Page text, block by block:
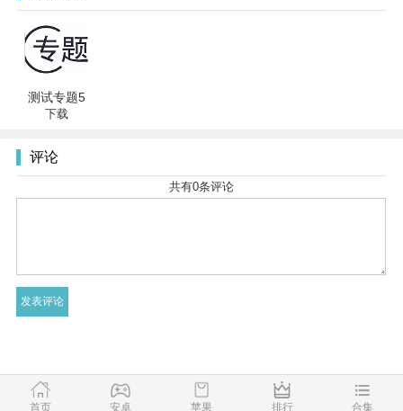
测试专题5
下载
评论
共有0条评论
友情链接
首页 安卓 苹果 排行 合集